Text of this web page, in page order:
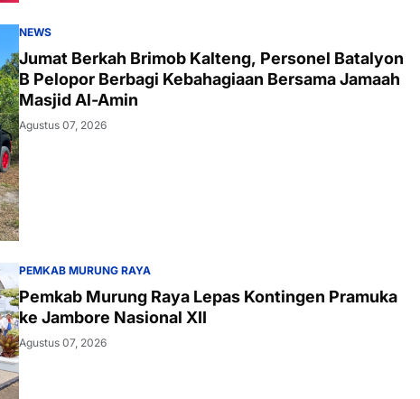
NEWS
Jumat Berkah Brimob Kalteng, Personel Batalyon
B Pelopor Berbagi Kebahagiaan Bersama Jamaah
Masjid Al-Amin
Agustus 07, 2026
PEMKAB MURUNG RAYA
Pemkab Murung Raya Lepas Kontingen Pramuka
ke Jambore Nasional XII
Agustus 07, 2026